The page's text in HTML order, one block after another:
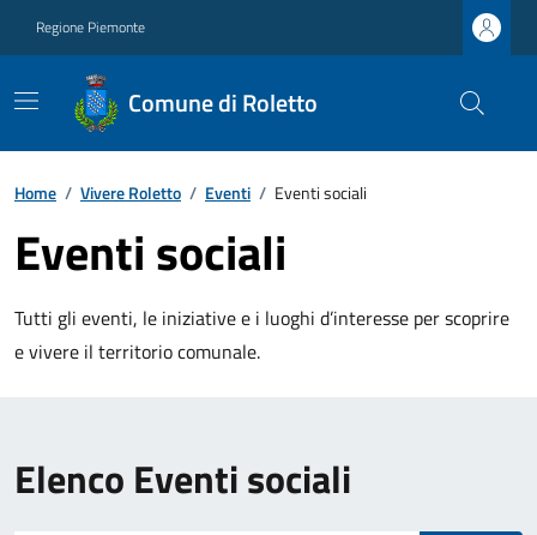
Regione Piemonte
Comune di Roletto
Home / Vivere Roletto / Eventi / Eventi sociali
Eventi sociali
Tutti gli eventi, le iniziative e i luoghi d’interesse per scoprire
e vivere il territorio comunale.
Elenco Eventi sociali